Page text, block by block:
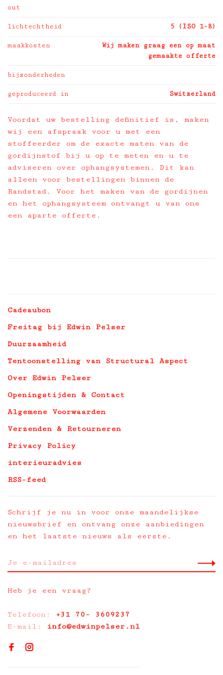
out
lichtechtheid 5 (ISO 1-8)
maakkosten
Wij maken graag een op maat
gemaakte offerte
bijzonderheden
geproduceerd in Switzerland
Voordat uw bestelling definitief is, maken
wij een afspraak voor u met een
stoffeerder om de exacte maten van de
gordijnstof bij u op te meten en u te
adviseren over ophangsystemen. Dit kan
alleen voor bestellingen binnen de
Randstad. Voor het maken van de gordijnen
en het ophangsysteem ontvangt u van ons
een aparte offerte.
Cadeaubon
Freitag bij Edwin Pelser
Duurzaamheid
Tentoonstelling van Structural Aspect
Over Edwin Pelser
Openingstijden & Contact
Algemene Voorwaarden
Verzenden & Retourneren
Privacy Policy
interieuradvies
RSS-feed
Schrijf je nu in voor onze maandelijkse
nieuwsbrief en ontvang onze aanbiedingen
en het laatste nieuws als eerste.
Heb je een vraag?
Telefoon: +31 70- 3609237
E-mail:
info@edwinpelser.nl